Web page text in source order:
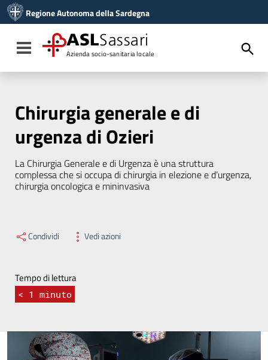
Vai al menu di navigazione
Vai al footer
Regione Autonoma della Sardegna
Toggle navigation
ASLSassari
Azienda socio-sanitaria locale
Chirurgia generale e di
urgenza di Ozieri
La Chirurgia Generale e di Urgenza è una struttura
complessa che si occupa di chirurgia in elezione e d’urgenza,
chirurgia oncologica e mininvasiva
Condividi Vedi azioni
Tempo di lettura
< 1 minuto